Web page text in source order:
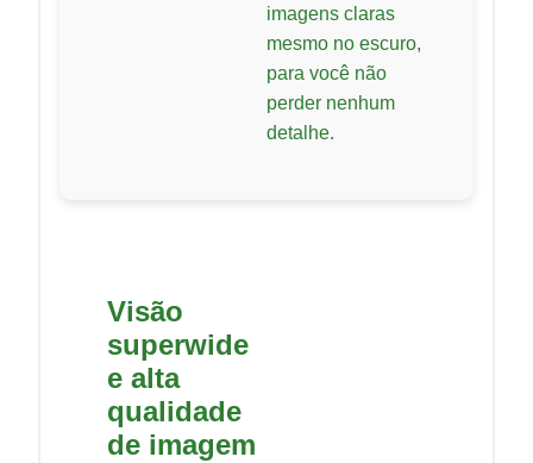
imagens claras
mesmo no escuro,
para você não
perder nenhum
detalhe.
Visão
superwide
e alta
qualidade
de imagem